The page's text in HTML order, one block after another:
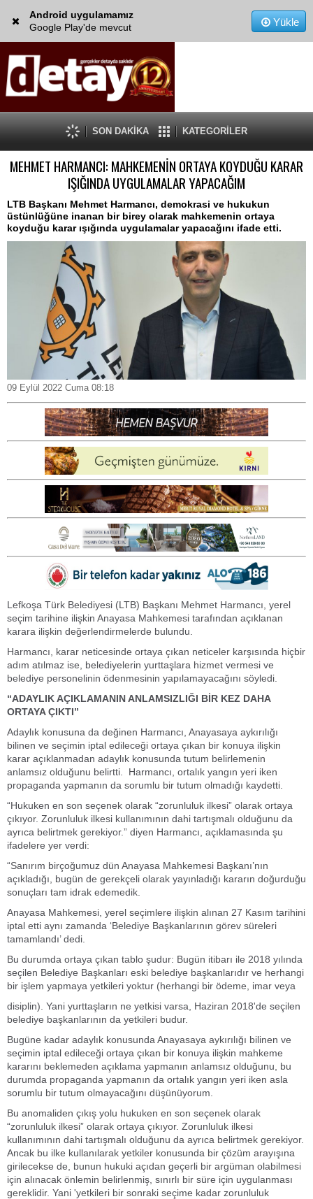
Android uygulamamız
Google Play'de mevcut
Yükle
SON DAKİKA KATEGORİLER
MEHMET HARMANCI: MAHKEMENİN ORTAYA KOYDUĞU KARAR
IŞIĞINDA UYGULAMALAR YAPACAĞIM
LTB Başkanı Mehmet Harmancı, demokrasi ve hukukun
üstünlüğüne inanan bir birey olarak mahkemenin ortaya
koyduğu karar ışığında uygulamalar yapacağını ifade etti.
09 Eylül 2022 Cuma 08:18
Lefkoşa Türk Belediyesi (LTB) Başkanı Mehmet Harmancı, yerel
seçim tarihine ilişkin Anayasa Mahkemesi tarafından açıklanan
karara ilişkin değerlendirmelerde bulundu.
Harmancı, karar neticesinde ortaya çıkan neticeler karşısında hiçbir
adım atılmaz ise, belediyelerin yurttaşlara hizmet vermesi ve
belediye personelinin ödenmesinin yapılamayacağını söyledi.
“ADAYLIK AÇIKLAMANIN ANLAMSIZLIĞI BİR KEZ DAHA
ORTAYA ÇIKTI”
Adaylık konusuna da değinen Harmancı, Anayasaya aykırılığı
bilinen ve seçimin iptal edileceği ortaya çıkan bir konuya ilişkin
karar açıklanmadan adaylık konusunda tutum belirlemenin
anlamsız olduğunu belirtti. Harmancı, ortalık yangın yeri iken
propaganda yapmanın da sorumlu bir tutum olmadığı kaydetti.
“Hukuken en son seçenek olarak “zorunluluk ilkesi” olarak ortaya
çıkıyor. Zorunluluk ilkesi kullanımının dahi tartışmalı olduğunu da
ayrıca belirtmek gerekiyor.” diyen Harmancı, açıklamasında şu
ifadelere yer verdi:
“Sanırım birçoğumuz dün Anayasa Mahkemesi Başkanı’nın
açıkladığı, bugün de gerekçeli olarak yayınladığı kararın doğurduğu
sonuçları tam idrak edemedik.
Anayasa Mahkemesi, yerel seçimlere ilişkin alınan 27 Kasım tarihini
iptal etti aynı zamanda ‘Belediye Başkanlarının görev süreleri
tamamlandı’ dedi.
Bu durumda ortaya çıkan tablo şudur: Bugün itibarı ile 2018 yılında
seçilen Belediye Başkanları eski belediye başkanlarıdır ve herhangi
bir işlem yapmaya yetkileri yoktur (herhangi bir ödeme, imar veya
disiplin). Yani yurttaşların ne yetkisi varsa, Haziran 2018'de seçilen
belediye başkanlarının da yetkileri budur.
Bugüne kadar adaylık konusunda Anayasaya aykırılığı bilinen ve
seçimin iptal edileceği ortaya çıkan bir konuya ilişkin mahkeme
kararını beklemeden açıklama yapmanın anlamsız olduğunu, bu
durumda propaganda yapmanın da ortalık yangın yeri iken asla
sorumlu bir tutum olmayacağını düşünüyorum.
Bu anomaliden çıkış yolu hukuken en son seçenek olarak
“zorunluluk ilkesi” olarak ortaya çıkıyor. Zorunluluk ilkesi
kullanımının dahi tartışmalı olduğunu da ayrıca belirtmek gerekiyor.
Ancak bu ilke kullanılarak yetkiler konusunda bir çözüm arayışına
girilecekse de, bunun hukuki açıdan geçerli bir argüman olabilmesi
için alınacak önlemin belirlenmiş, sınırlı bir süre için uygulanması
gereklidir. Yani 'yetkileri bir sonraki seçime kadar zorunluluk